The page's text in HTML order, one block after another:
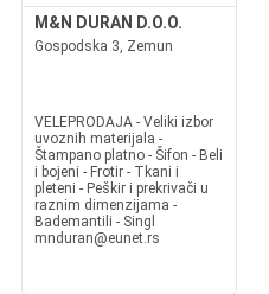
M&N DURAN D.O.O.
Gospodska 3, Zemun
VELEPRODAJA - Veliki izbor
uvoznih materijala -
Štampano platno - Šifon - Beli
i bojeni - Frotir - Tkani i
pleteni - Peškir i prekrivači u
raznim dimenzijama -
Bademantili - Singl
mnduran@eunet.rs